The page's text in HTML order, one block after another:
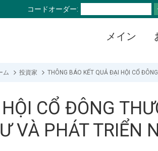
コードオーダー:
メイン
ム 投資家 THÔNG BÁO KẾT QUẢ ĐẠI HỘI CỔ
CỔ ĐÔNG
VÀ PHÁT TRIỂN